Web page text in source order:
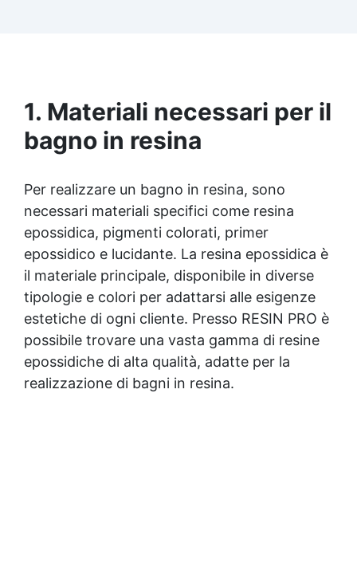
1. Materiali necessari per il
bagno in resina
Per realizzare un bagno in resina, sono
necessari materiali specifici come resina
epossidica, pigmenti colorati, primer
epossidico e lucidante. La resina epossidica è
il materiale principale, disponibile in diverse
tipologie e colori per adattarsi alle esigenze
estetiche di ogni cliente. Presso RESIN PRO è
possibile trovare una vasta gamma di resine
epossidiche di alta qualità, adatte per la
realizzazione di bagni in resina.